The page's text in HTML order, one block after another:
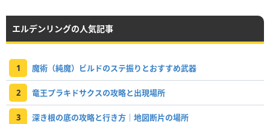
エルデンリングの人気記事
1 魔術（純魔）ビルドのステ振りとおすすめ武器
2 竜王プラキドサクスの攻略と出現場所
3 深き根の底の攻略と行き方｜地図断片の場所